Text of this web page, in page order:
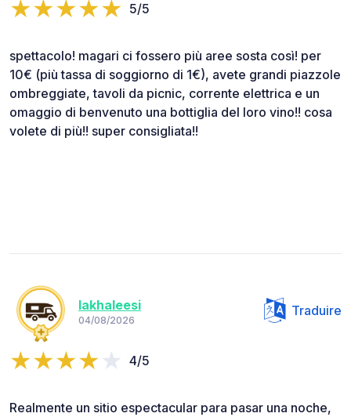
5/5
spettacolo! magari ci fossero più aree sosta così! per
10€ (più tassa di soggiorno di 1€), avete grandi piazzole
ombreggiate, tavoli da picnic, corrente elettrica e un
omaggio di benvenuto una bottiglia del loro vino!! cosa
volete di più!! super consigliata!!
lakhaleesi
04/08/2026
Traduire
4/5
Realmente un sitio espectacular para pasar una noche,